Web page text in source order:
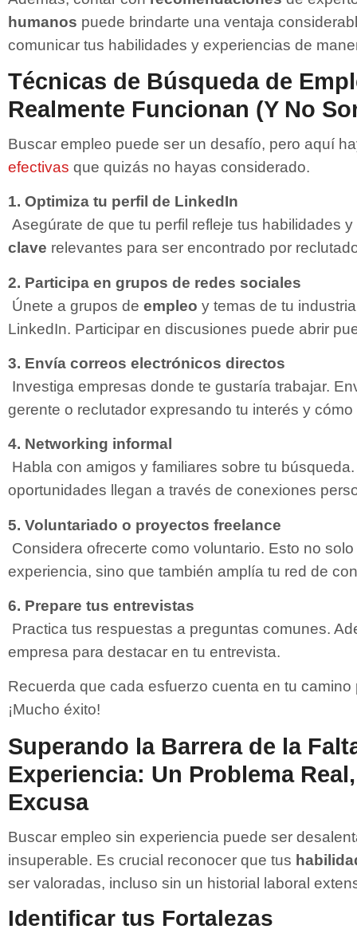
humanos puede brindarte una ventaja
comunicar tus habilidades y experiencias de
Técnicas de Búsqueda de
Realmente Funcionan (Y No
Buscar empleo puede ser un desafío, pero aquí
efectivas que quizás no hayas considerado.
1. Optimiza tu perfil de LinkedIn
Asegúrate de que tu perfil refleje tus habilidades
clave relevantes para ser encontrado por
2. Participa en grupos de redes sociales
Únete a grupos de empleo y temas de tu
LinkedIn. Participar en discusiones puede abrir
3. Envía correos electrónicos directos
Investiga empresas donde te gustaría trabajar.
gerente o reclutador expresando tu interés y
4. Networking informal
Habla con amigos y familiares sobre tu
oportunidades llegan a través de conexiones
5. Voluntariado o proyectos freelance
Considera ofrecerte como voluntario. Esto no
experiencia, sino que también amplía tu red de
6. Prepare tus entrevistas
Practica tus respuestas a preguntas comunes.
empresa para destacar en tu entrevista.
Recuerda que cada esfuerzo cuenta en tu
¡Mucho éxito!
Superando la Barrera de la
Experiencia: Un Problema
Excusa
Buscar empleo sin experiencia puede ser
insuperable. Es crucial reconocer que tus
ser valoradas, incluso sin un historial laboral
Identificar tus Fortalezas